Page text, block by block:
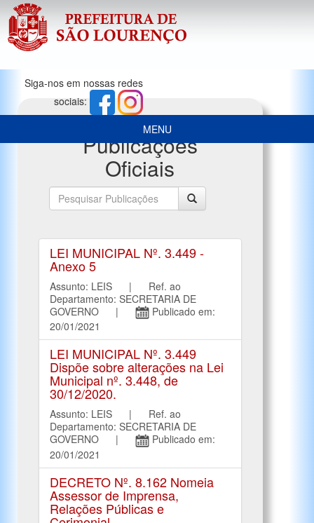
Siga-nos em nossas redes
sociais:
MENU
Publicações
Oficiais
LEI MUNICIPAL Nº. 3.449 -
Anexo 5
Assunto: LEIS | Ref. ao
Departamento: SECRETARIA DE
GOVERNO |
Publicado em:
20/01/2021
LEI MUNICIPAL Nº. 3.449
Dispõe sobre alterações na Lei
Municipal nº. 3.448, de
30/12/2020.
Assunto: LEIS | Ref. ao
Departamento: SECRETARIA DE
GOVERNO |
Publicado em:
20/01/2021
DECRETO Nº. 8.162 Nomeia
Assessor de Imprensa,
Relações Públicas e